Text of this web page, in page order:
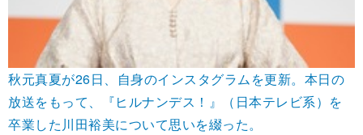
秋元真夏が26日、自身のインスタグラムを更新。本日の
放送をもって、『ヒルナンデス！』（日本テレビ系）を
卒業した川田裕美について思いを綴った。